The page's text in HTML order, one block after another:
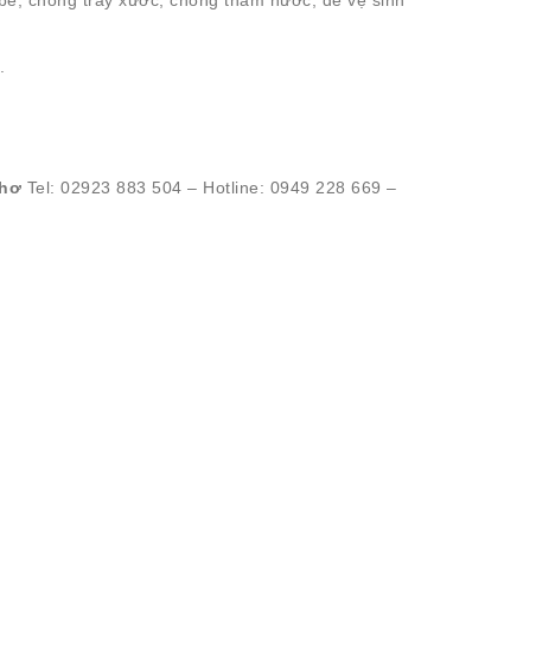
Tel: 02923 883 504 – Hotline: 0949 228 669 –